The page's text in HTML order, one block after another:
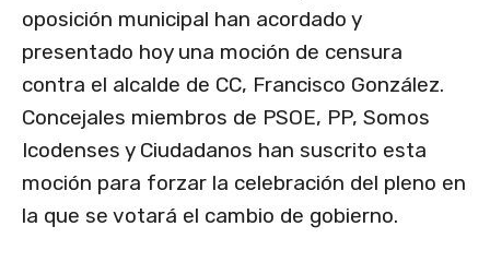
oposición municipal han acordado y
presentado hoy una moción de censura
contra el alcalde de CC, Francisco González.
Concejales miembros de PSOE, PP, Somos
Icodenses y Ciudadanos han suscrito esta
moción para forzar la celebración del pleno en
la que se votará el cambio de gobierno.